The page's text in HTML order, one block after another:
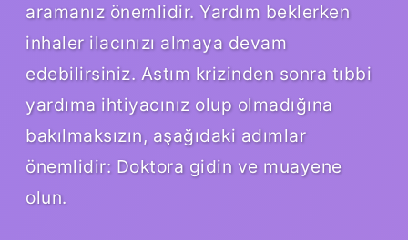
aramanız önemlidir. Yardım beklerken
inhaler ilacınızı almaya devam
edebilirsiniz. Astım krizinden sonra tıbbi
yardıma ihtiyacınız olup olmadığına
bakılmaksızın, aşağıdaki adımlar
önemlidir: Doktora gidin ve muayene
olun.